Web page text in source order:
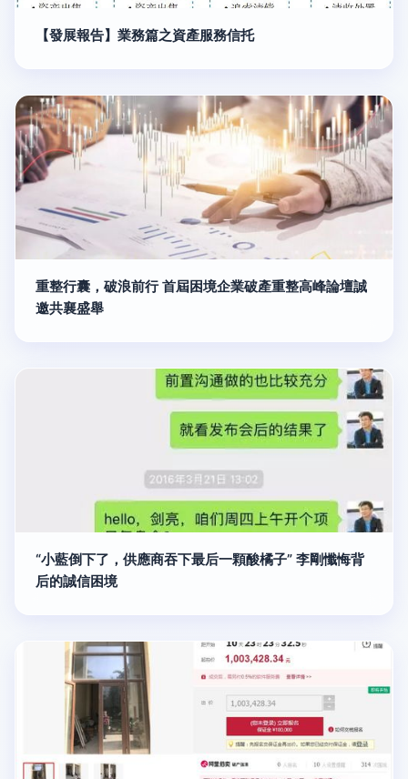
【發展報告】業務篇之資產服務信托
重整行囊，破浪前行 首屆困境企業破產重整高峰論壇誠
邀共襄盛舉
“小藍倒下了，供應商吞下最后一顆酸橘子” 李剛懺悔背
后的誠信困境